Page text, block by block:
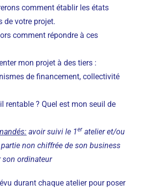
comment établir les états
de votre projet.
comment répondre à ces
mon projet à des tiers :
de financement, collectivité
rentable ? Quel est mon seuil de
avoir suivi le 1eratelier et/ou
partie non chiffrée de son business
son ordinateur
durant chaque atelier pour poser